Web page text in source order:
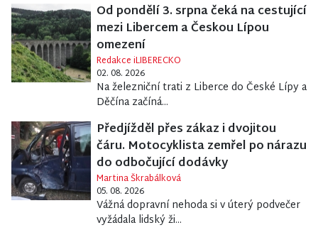
Od pondělí 3. srpna čeká na cestující
mezi Libercem a Českou Lípou
omezení
Redakce iLIBERECKO
02. 08. 2026
Na železniční trati z Liberce do České Lípy a
Děčína začíná...
Předjížděl přes zákaz i dvojitou
čáru. Motocyklista zemřel po nárazu
do odbočující dodávky
Martina Škrabálková
05. 08. 2026
Vážná dopravní nehoda si v úterý podvečer
vyžádala lidský ži...